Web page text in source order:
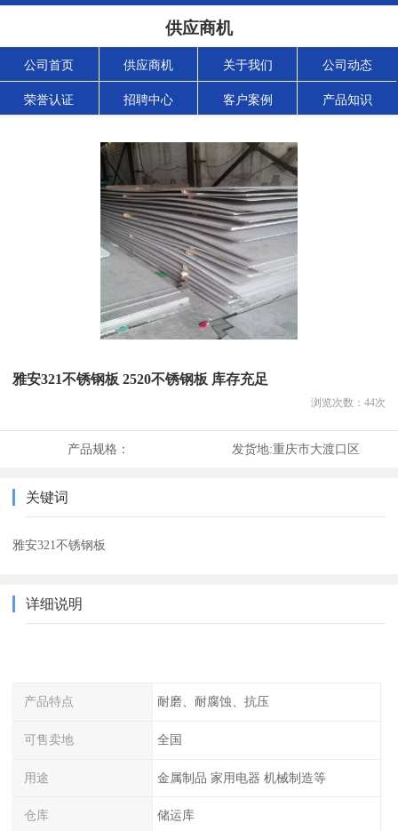
供应商机
公司首页 供应商机 关于我们 公司动态
荣誉认证 招聘中心 客户案例 产品知识
雅安321不锈钢板 2520不锈钢板 库存充足
浏览次数： 44次
产品规格： 发货地:重庆市大渡口区
关键词
雅安321不锈钢板
详细说明
产品特点 耐磨、耐腐蚀、抗压
可售卖地 全国
用途 金属制品 家用电器 机械制造等
仓库 储运库